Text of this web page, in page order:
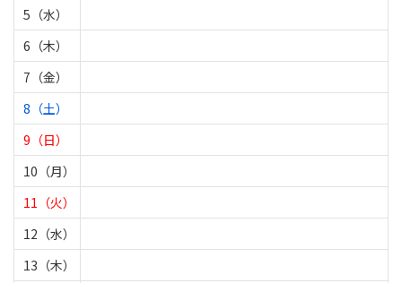
5（水）
6（木）
7（金）
8（土）
9（日）
10（月）
11（火）
12（水）
13（木）